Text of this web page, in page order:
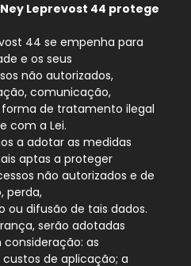
Leprevost 44 protege
44 se empenha para
e os seus
não autorizados,
comunicação,
de tratamento ilegal
com a Lei.
a adotar as medidas
aptas a proteger
não autorizados e de
perda,
difusão de tais dados.
serão adotadas
as
de aplicação; a